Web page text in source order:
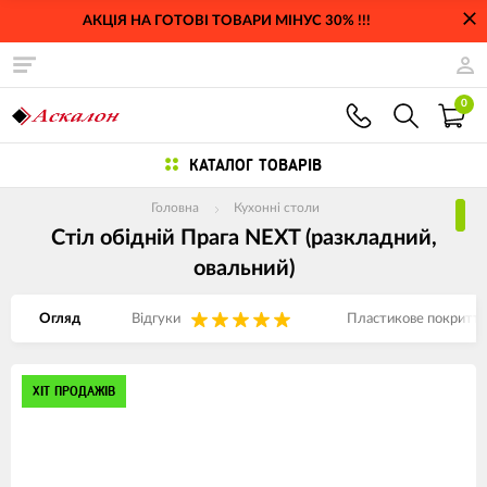
АКЦІЯ НА ГОТОВІ ТОВАРИ МІНУС 30% !!!
0
КАТАЛОГ ТОВАРІВ
Головна Кухонні столи
Стіл обідній Прага NEXT (разкладний,
овальний)
Огляд Відгуки Пластикове покриття
Изображения
товаров
ХІТ ПРОДАЖІВ